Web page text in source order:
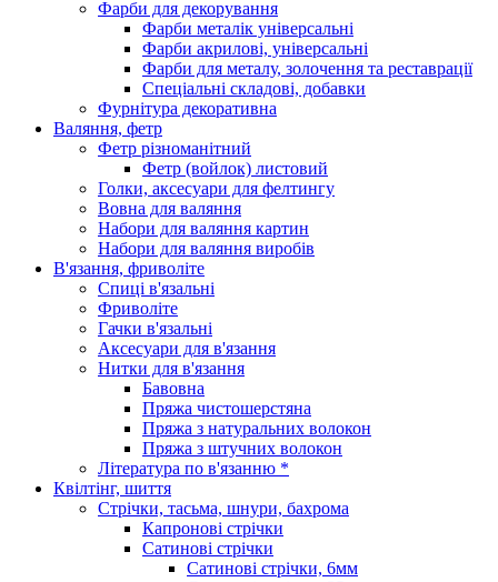
Фарби для декорування
Фарби металік універсальні
Фарби акрилові, універсальні
Фарби для металу, золочення та реставрації
Спеціальні складові, добавки
Фурнітура декоративна
Валяння, фетр
Фетр різноманітний
Фетр (войлок) листовий
Голки, аксесуари для фелтингу
Вовна для валяння
Набори для валяння картин
Набори для валяння виробів
В'язання, фриволіте
Спиці в'язальні
Фриволіте
Гачки в'язальні
Аксесуари для в'язання
Нитки для в'язання
Бавовна
Пряжа чистошерстяна
Пряжа з натуральних волокон
Пряжа з штучних волокон
Література по в'язанню *
Квілтінг, шиття
Стрічки, тасьма, шнури, бахрома
Капронові стрічки
Сатинові стрічки
Сатинові стрічки, 6мм